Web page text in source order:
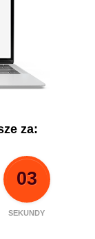
za:
03
SEKUNDY